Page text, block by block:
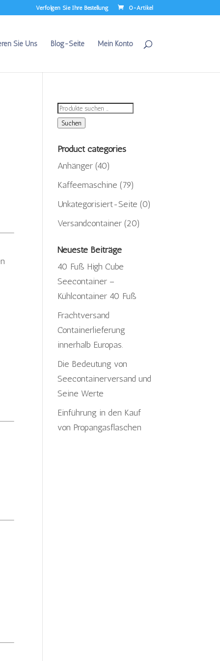
Verfolgen Sie Ihre Bestellung 0-Artikel
Sie Uns Blog-Seite Mein Konto
Suchen
nach:
Suchen
Product categories
Anhänger (40)
Kaffeemaschine (79)
Unkategorisiert-Seite (0)
Versandcontainer (20)
Neueste Beiträge
40 Fuß High Cube
Seecontainer –
Kühlcontainer 40 Fuß
Frachtversand
Containerlieferung
innerhalb Europas.
Die Bedeutung von
Seecontainerversand und
Seine Werte
Einführung in den Kauf
von Propangasflaschen